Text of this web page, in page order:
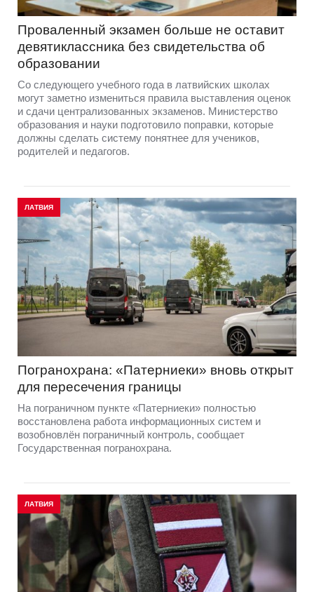
Проваленный экзамен больше не оставит
девятиклассника без свидетельства об
образовании
Со следующего учебного года в латвийских школах
могут заметно измениться правила выставления оценок
и сдачи централизованных экзаменов. Министерство
образования и науки подготовило поправки, которые
должны сделать систему понятнее для учеников,
родителей и педагогов.
ЛАТВИЯ
Погранохрана: «Патерниеки» вновь открыт
для пересечения границы
На пограничном пункте «Патерниеки» полностью
восстановлена работа информационных систем и
возобновлён пограничный контроль, сообщает
Государственная погранохрана.
ЛАТВИЯ